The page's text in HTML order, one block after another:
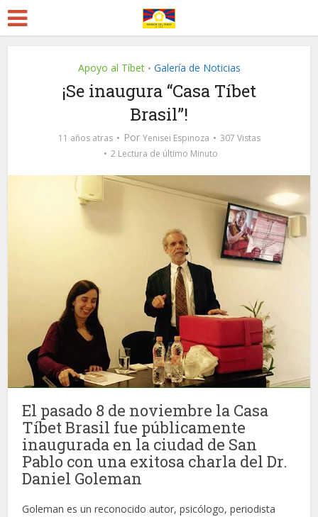
Apoyo al Tíbet • Galería de Noticias
¡Se inaugura “Casa Tíbet
Brasil”!
11 años atras Por Yenisei Espinoza
307 Vistas
2 Lectura de último Minuto
El pasado 8 de noviembre la Casa
Tíbet Brasil fue públicamente
inaugurada en la ciudad de San
Pablo con una exitosa charla del Dr.
Daniel Goleman
Goleman es un reconocido autor, psicólogo, periodista